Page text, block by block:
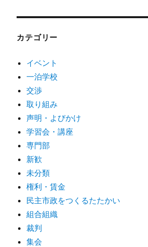
カテゴリー
イベント
一泊学校
交渉
取り組み
声明・よびかけ
学習会・講座
専門部
新歓
未分類
権利・賃金
民主市政をつくるたたかい
組合組織
裁判
集会